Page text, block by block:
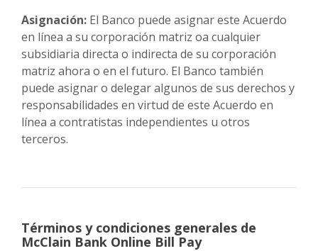
Asignación: El Banco puede asignar este Acuerdo
en línea a su corporación matriz oa cualquier
subsidiaria directa o indirecta de su corporación
matriz ahora o en el futuro. El Banco también
puede asignar o delegar algunos de sus derechos y
responsabilidades en virtud de este Acuerdo en
línea a contratistas independientes u otros
terceros.
Términos y condiciones generales de
McClain Bank Online Bill Pay